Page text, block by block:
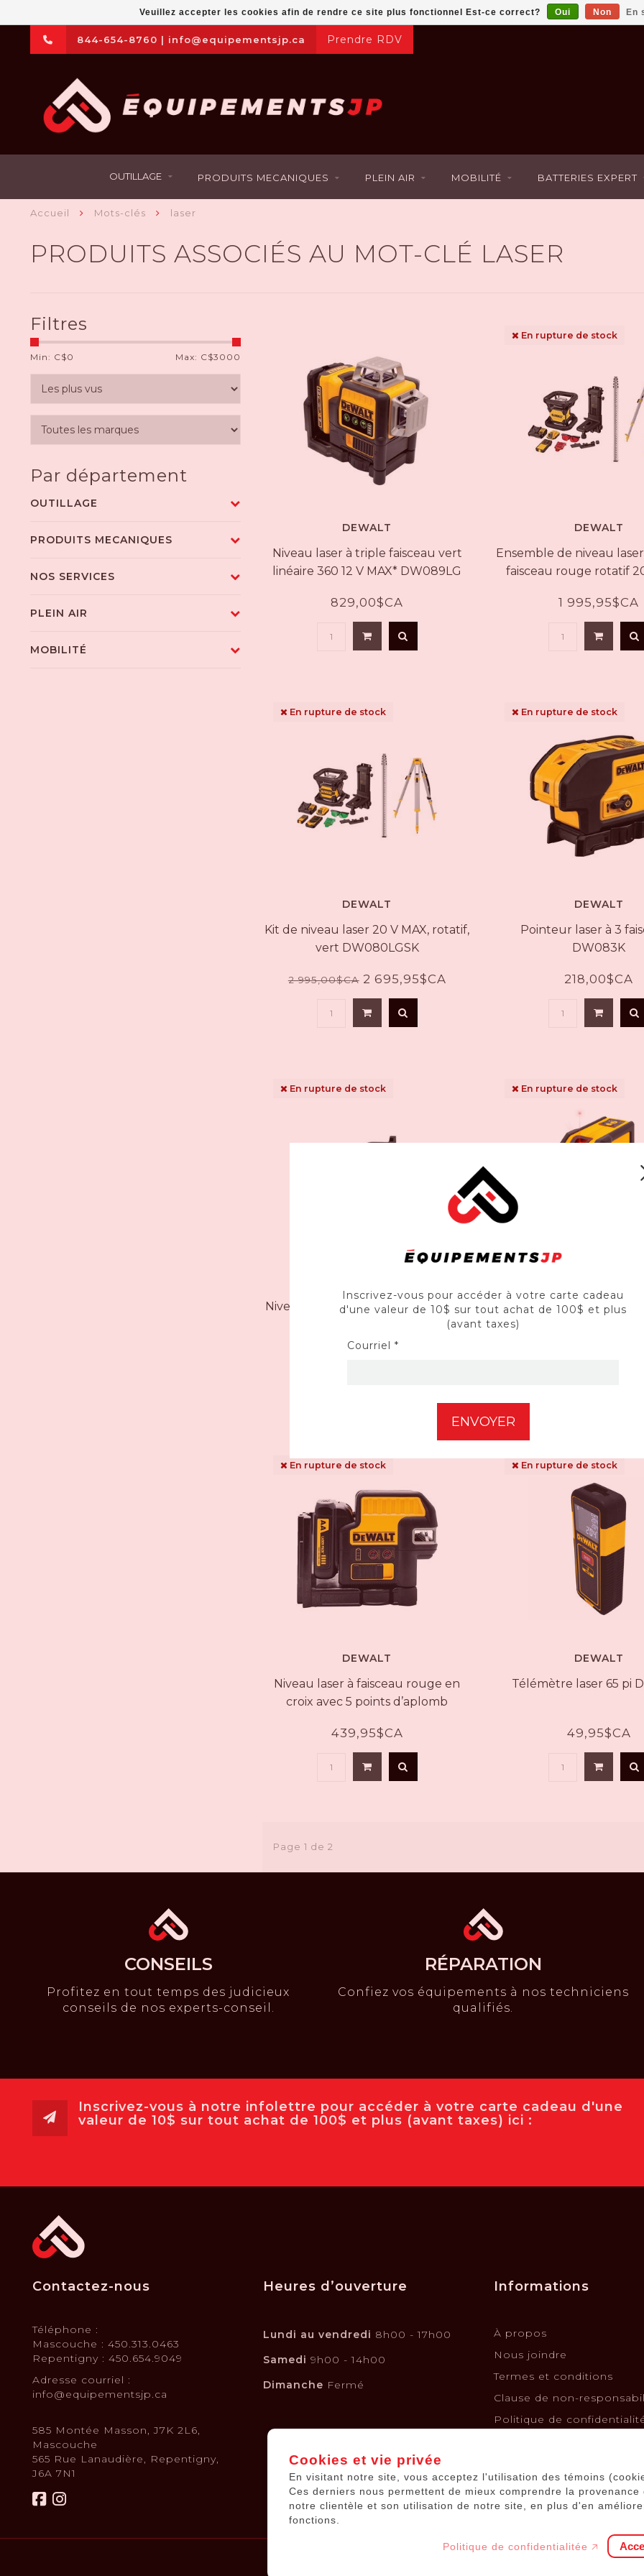
844-654-8760 | info@equipementsjp.ca Prendre RDV
OUTILLAGE PRODUITS MECANIQUES PLEIN AIR MOBILITÉ BATTERIES EXPERT
Accueil Mots-clés laser
PRODUITS ASSOCIÉS AU MOT-CLÉ LASER
Filtres
Min: C$0 Max: C$3000
Par département
OUTILLAGE
PRODUITS MECANIQUES
NOS SERVICES
PLEIN AIR
MOBILITÉ
DEWALT
Niveau laser à triple faisceau vert
linéaire 360 12 V MAX* DW089LG
829,00$CA
En rupture de stock
DEWALT
Ensemble de niveau
faisceau rouge rotatif
1 995,95$CA
En rupture de stock
DEWALT
Kit de niveau laser 20 V MAX, rotatif,
vert DW080LGSK
2 995,00$CA2 695,95$CA
En rupture de stock
DEWALT
Pointeur laser à 3
DW083K
218,00$CA
En rupture de stock
Niveau laser à faisceau vert en croix
En rupture de stock
Pointeur laser à 5
En rupture de stock
DEWALT
Niveau laser à faisceau rouge en
croix avec 5 points d’aplomb
MAX* DW0825LR
439,95$CA
En rupture de stock
DEWALT
Télémètre laser 65 pi
49,95$CA
Page 1 de 2
Veuillez accepter les cookies afin de rendre ce site plus fonctionnel Est-ce correct? Oui Non En
CONSEILS
Profitez en tout temps des judicieux
conseils de nos experts-conseil.
RÉPARATION
Confiez vos équipements à nos techniciens
qualifiés.
Inscrivez-vous pour accéder à votre carte cadeau
d'une valeur de 10$ sur tout achat de 100$ et plus
(avant taxes)
Courriel *
Inscrivez-vous à notre infolettre pour accéder à votre carte cadeau d'une
valeur de 10$ sur tout achat de 100$ et plus (avant taxes) ici :
Contactez-nous
Téléphone :
Mascouche : 450.313.0463
Repentigny : 450.654.9049
Adresse courriel :
info@equipementsjp.ca
585 Montée Masson, J7K 2L6,
Mascouche
565 Rue Lanaudière, Repentigny,
J6A 7N1
Heures d’ouverture
Lundi au vendredi 8h00 - 17h00
Samedi 9h00 - 14h00
Dimanche Fermé
Informations
À propos
Nous joindre
Termes et conditions
Clause de non-
Politique de
Kits solaires
Batteries de voiture
Cookies et vie privée
En visitant notre site, vous acceptez l'utilisation des témoins
Ces derniers nous permettent de mieux comprendre la provenance
notre clientèle et son utilisation de notre site, en plus d'en
fonctions.
Politique de confidentialitée 🡥